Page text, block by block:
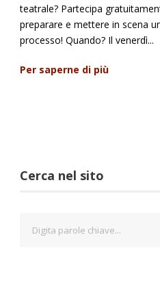
teatrale? Partecipa
preparare e mettere in scena
processo! Quando? Il venerdì...
Per saperne di più
Cerca nel sito